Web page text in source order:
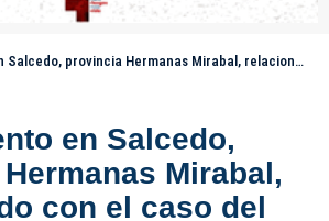
Hermanas Mirabal, relacionado con el caso del niño desaparecido en Manabao
en Salcedo,
Mirabal,
con el caso del